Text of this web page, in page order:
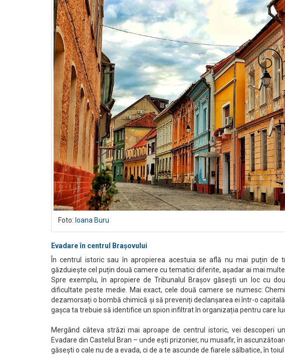
Foto: Ioana Buru
Evadare în centrul Brașovului
În centrul istoric sau în apropierea acestuia se află nu mai puțin de
găzduiește cel puțin două camere cu tematici diferite, așadar ai mai multe
Spre exemplu, în apropiere de Tribunalul Brașov găsești un loc cu
dificultate peste medie. Mai exact, cele două camere se numesc:
dezamorsați o bombă chimică și să preveniți declanșarea ei într-o
gașca ta trebuie să identifice un spion infiltrat în organizația pentru care
Mergând câteva străzi mai aproape de centrul istoric, vei descoperi
Evadare din Castelul Bran – unde ești prizonier, nu musafir, în
găsești o cale nu de a evada, ci de a te ascunde de fiarele sălbatice, în